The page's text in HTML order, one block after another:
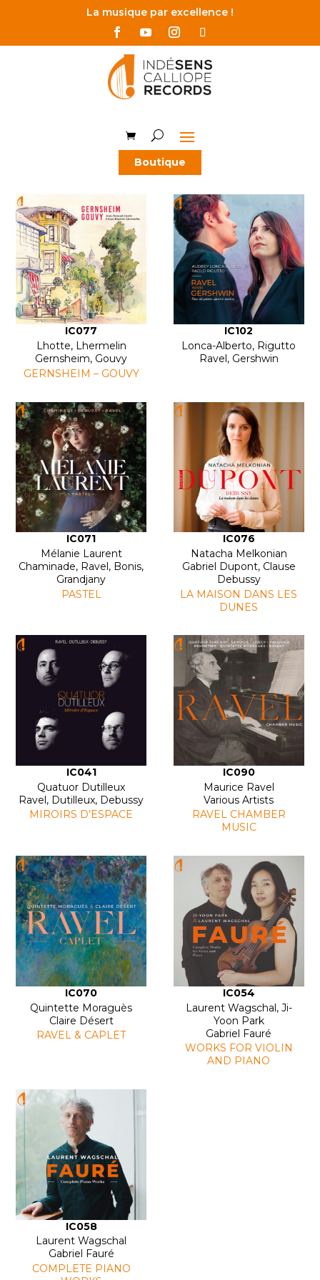
La musique par excellence !
Boutique
IC077
Lhotte, Lhermelin
Gernsheim, Gouvy
GERNSHEIM – GOUVY
IC102
Lonca-Alberto, Rigutto
Ravel, Gershwin
IC071
Mélanie Laurent
Chaminade, Ravel, Bonis,
Grandjany
PASTEL
IC076
Natacha Melkonian
Gabriel Dupont, Clause
Debussy
LA MAISON DANS LES
DUNES
IC041
Quatuor Dutilleux
Ravel, Dutilleux, Debussy
MIROIRS D’ESPACE
IC090
Maurice Ravel
Various Artists
RAVEL CHAMBER
MUSIC
IC070
Quintette Moraguès
Claire Désert
RAVEL & CAPLET
IC054
Laurent Wagschal, Ji-
Yoon Park
Gabriel Fauré
WORKS FOR VIOLIN
AND PIANO
IC058
Laurent Wagschal
Gabriel Fauré
COMPLETE PIANO